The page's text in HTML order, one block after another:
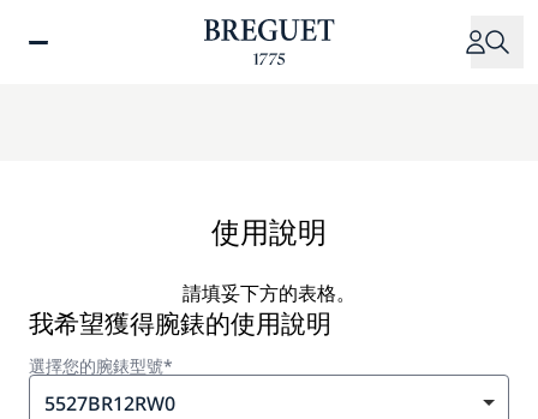
使用說明
請填妥下方的表格。
我希望獲得腕錶的使用說明
選擇您的腕錶型號*
5527BR12RW0